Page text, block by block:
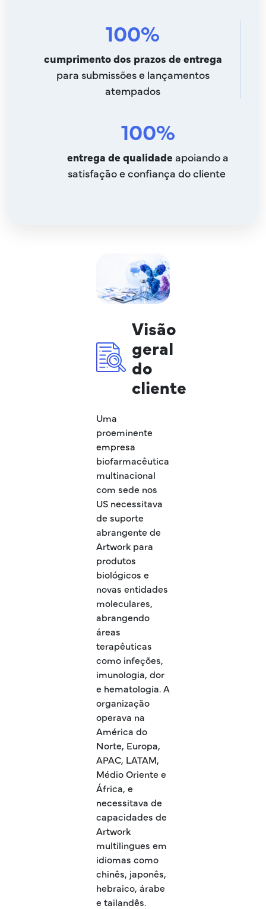
100%
cumprimento dos prazos de entrega
para submissões e lançamentos
atempados
100%
entrega de qualidade apoiando a
satisfação e confiança do cliente
Visão
geral
do
cliente
Uma
proeminente
empresa
biofarmacêutica
multinacional
com sede nos
US necessitava
de suporte
abrangente de
Artwork para
produtos
biológicos e
novas entidades
moleculares,
abrangendo
áreas
terapêuticas
como infeções,
imunologia, dor
e hematologia. A
organização
operava na
América do
Norte, Europa,
APAC, LATAM,
Médio Oriente e
África, e
necessitava de
capacidades de
Artwork
multilingues em
idiomas como
chinês, japonês,
hebraico, árabe
e tailandês.